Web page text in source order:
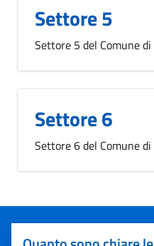
Settore 5
Settore 5 del Comune
Settore 6
Settore 6 del Comune